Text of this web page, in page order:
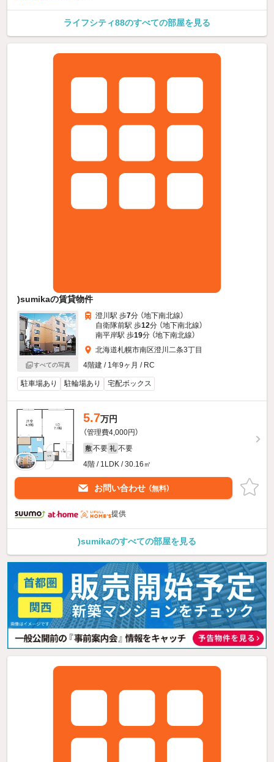
ライフシティ88のすべての部屋を見る
)sumikaの賃貸物件
すべての写真
澄川駅 歩7分 （地下南北線）
自衛隊前駅 歩12分 （地下南北線）
南平岸駅 歩19分 （地下南北線）
北海道札幌市南区澄川二条3丁目
4階建 / 1年9ヶ月 / RC
駐車場あり 駐輪場あり 宅配ボックス
5.7万円
（管理費4,000円）
敷 不要 礼 不要
4階 / 1LDK / 30.16㎡
お問い合わせ （無料）
提供
)sumikaのすべての部屋を見る